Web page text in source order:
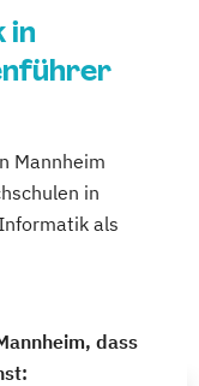
in
Mannheim
in
als
dass